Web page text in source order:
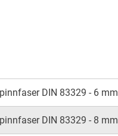
DIN 83329 - 6 mm
DIN 83329 - 8 mm